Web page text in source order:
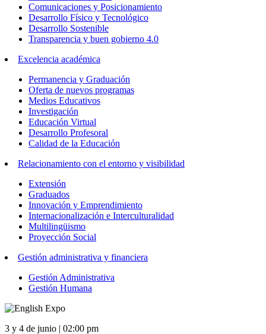
Comunicaciones y Posicionamiento
Desarrollo Físico y Tecnológico
Desarrollo Sostenible
Transparencia y buen gobierno 4.0
Excelencia académica
Permanencia y Graduación
Oferta de nuevos programas
Medios Educativos
Investigación
Educación Virtual
Desarrollo Profesoral
Calidad de la Educación
Relacionamiento con el entorno y visibilidad
Extensión
Graduados
Innovación y Emprendimiento
Internacionalización e Interculturalidad
Multilingüismo
Proyección Social
Gestión administrativa y financiera
Gestión Administrativa
Gestión Humana
3 y 4 de junio | 02:00 pm